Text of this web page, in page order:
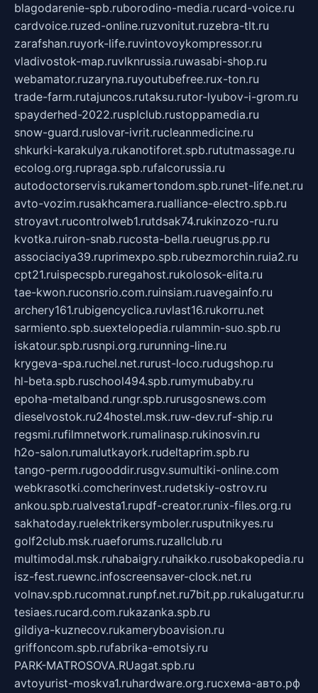
blagodarenie-spb.ruborodino-media.rucard-voice.ru
cardvoice.ruzed-online.ruzvonitut.ruzebra-tlt.ru
zarafshan.ruyork-life.ruvintovoykompressor.ru
vladivostok-map.ruvlknrussia.ruwasabi-shop.ru
webamator.ruzaryna.ruyoutubefree.rux-ton.ru
trade-farm.rutajuncos.rutaksu.rutor-lyubov-i-grom.ru
spayderhed-2022.rusplclub.rustoppamedia.ru
snow-guard.ruslovar-ivrit.rucleanmedicine.ru
shkurki-karakulya.rukanotiforet.spb.rututmassage.ru
ecolog.org.rupraga.spb.rufalcorussia.ru
autodoctorservis.rukamertondom.spb.runet-life.net.ru
avto-vozim.rusakhcamera.rualliance-electro.spb.ru
stroyavt.rucontrolweb1.rutdsak74.rukinzozo-ru.ru
kvotka.ruiron-snab.rucosta-bella.rueugrus.pp.ru
associaciya39.ruprimexpo.spb.rubezmorchin.ruia2.ru
cpt21.ruispecspb.ruregahost.rukolosok-elita.ru
tae-kwon.ruconsrio.com.ruinsiam.ruavegainfo.ru
archery161.rubigencyclica.ruvlast16.rukorru.net
sarmiento.spb.suextelopedia.rulammin-suo.spb.ru
iskatour.spb.rusnpi.org.rurunning-line.ru
krygeva-spa.ruchel.net.rurust-loco.rudugshop.ru
hl-beta.spb.ruschool494.spb.rumymubaby.ru
epoha-metalband.rungr.spb.rurusgosnews.com
dieselvostok.ru24hostel.msk.ruw-dev.ruf-ship.ru
regsmi.rufilmnetwork.rumalinasp.rukinosvin.ru
h2o-salon.rumalutkayork.rudeltaprim.spb.ru
tango-perm.rugooddir.rusgv.sumultiki-online.com
webkrasotki.comcherinvest.rudetskiy-ostrov.ru
ankou.spb.rualvesta1.rupdf-creator.runix-files.org.ru
sakhatoday.ruelektrikersymboler.rusputnikyes.ru
golf2club.msk.ruaeforums.ruzallclub.ru
multimodal.msk.ruhabaigry.ruhaikko.rusobakopedia.ru
isz-fest.ruewnc.infoscreensaver-clock.net.ru
volnav.spb.rucomnat.runpf.net.ru7bit.pp.rukalugatur.ru
tesiaes.rucard.com.rukazanka.spb.ru
gildiya-kuznecov.rukameryboavision.ru
griffoncom.spb.rufabrika-emotsiy.ru
PARK-MATROSOVA.RUagat.spb.ru
avtoyurist-moskva1.ruhardware.org.ruсхема-авто.рф